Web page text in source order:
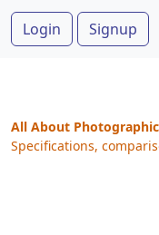
Login Signup
All About Photographic
Specifications,